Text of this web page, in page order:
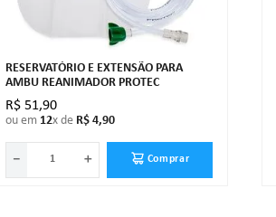
RESERVATÓRIO E EXTENSÃO PARA
AMBU REANIMADOR PROTEC
R$ 51,90
ou em 12x de R$ 4,90
＋
－ Comprar